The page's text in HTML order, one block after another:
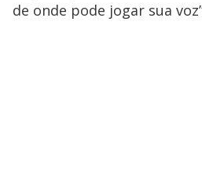
de onde pode jogar sua